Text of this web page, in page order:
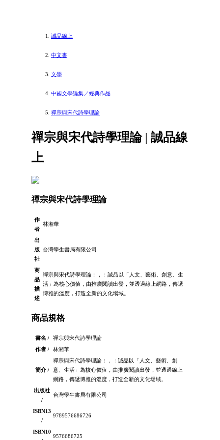
誠品線上
中文書
文學
中國文學論集／經典作品
禪宗與宋代詩學理論
禪宗與宋代詩學理論 | 誠品線
上
禪宗與宋代詩學理論
作
者
林湘華
出
版
社
台灣學生書局有限公司
商
品
描
述
禪宗與宋代詩學理論：，：誠品以「人文、藝術、創意、生
活」為核心價值，由推廣閱讀出發，並透過線上網路，傳遞
博雅的溫度，打造全新的文化場域。
商品規格
書名 /
禪宗與宋代詩學理論
作者 /
林湘華
簡介 /
禪宗與宋代詩學理論：，：誠品以「人文、藝術、創
意、生活」為核心價值，由推廣閱讀出發，並透過線上
網路，傳遞博雅的溫度，打造全新的文化場域。
出版社
/
台灣學生書局有限公司
ISBN13
/
9789576686726
ISBN10
9576686725